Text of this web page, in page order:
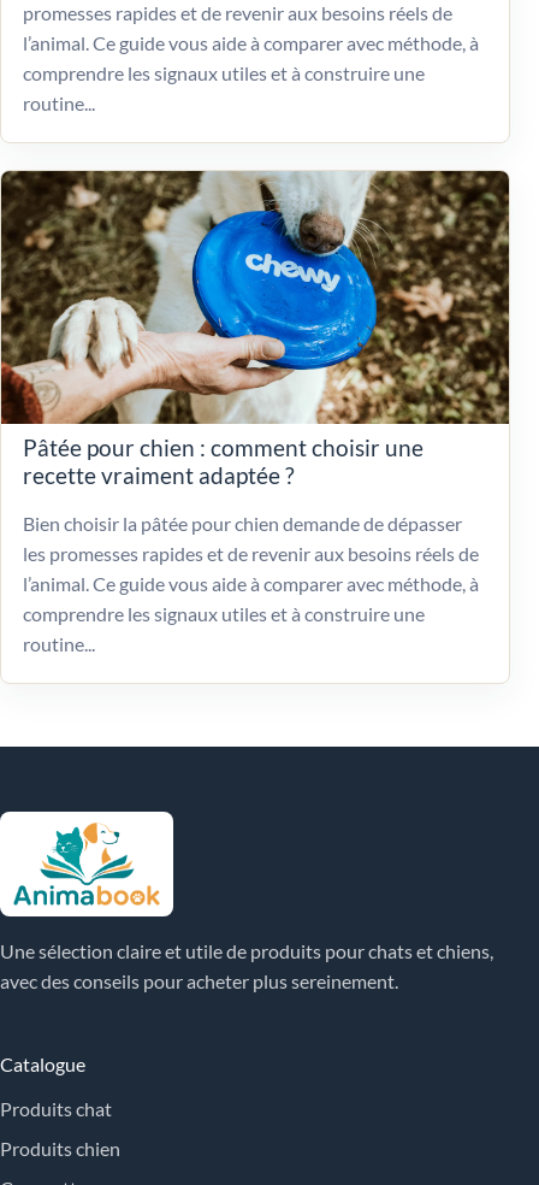
promesses rapides et de revenir aux besoins réels de
l’animal. Ce guide vous aide à comparer avec méthode, à
comprendre les signaux utiles et à construire une
routine...
Pâtée pour chien : comment choisir une
recette vraiment adaptée ?
Bien choisir la pâtée pour chien demande de dépasser
les promesses rapides et de revenir aux besoins réels de
l’animal. Ce guide vous aide à comparer avec méthode, à
comprendre les signaux utiles et à construire une
routine...
Une sélection claire et utile de produits pour chats et chiens,
avec des conseils pour acheter plus sereinement.
Catalogue
Produits chat
Produits chien